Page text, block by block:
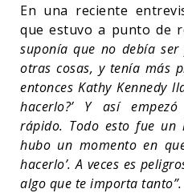
En una reciente
que estuvo a punto de
suponía que no debía
otras cosas, y tenía más
entonces Kathy Kennedy
hacerlo?’ Y así
rápido. Todo esto fue un
hubo un momento en
hacerlo’. A veces es
algo que te importa tanto”.